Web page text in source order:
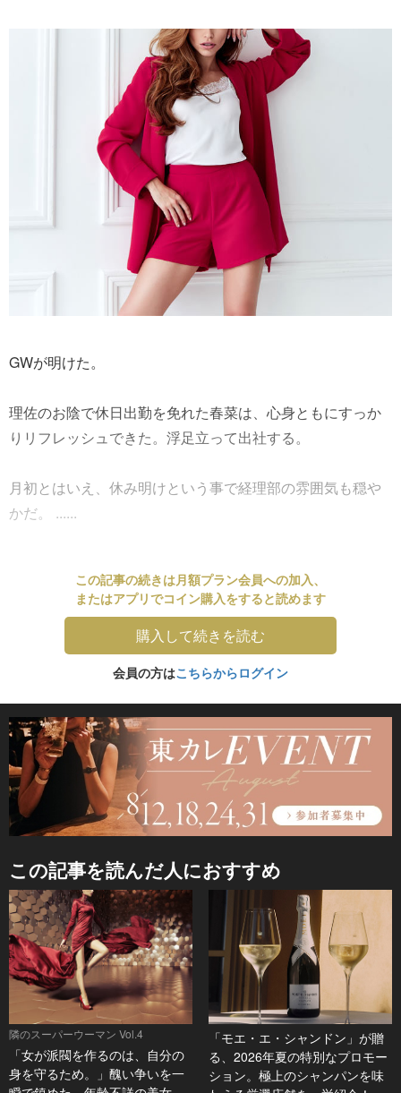
GWが明けた。
理佐のお陰で休日出勤を免れた春菜は、心身ともにすっか
りリフレッシュできた。浮足立って出社する。
月初とはいえ、休み明けという事で経理部の雰囲気も穏や
かだ。 ......
この記事の続きは月額プラン会員への加入、
またはアプリでコイン購入をすると読めます
購入して続きを読む
会員の方はこちらからログイン
この記事を読んだ人におすすめ
隣のスーパーウーマン Vol.4
「女が派閥を作るのは、自分の
身を守るため。」醜い争いを一
「モエ・エ・シャンドン」が贈
る、2026年夏の特別なプロモー
ション。極上のシャンパンを味